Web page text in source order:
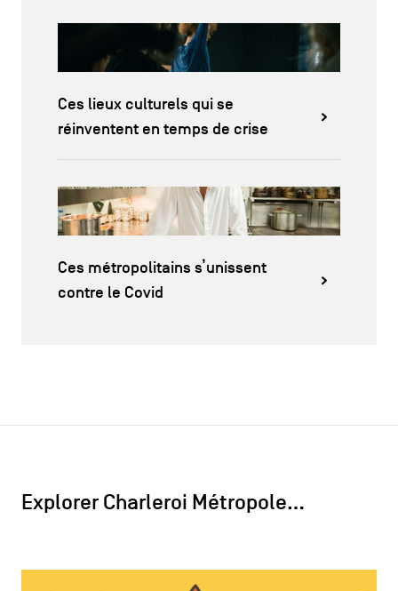
Ces lieux culturels qui se
réinventent en temps de crise
Ces métropolitains s’unissent
contre le Covid
Explorer Charleroi Métropole…